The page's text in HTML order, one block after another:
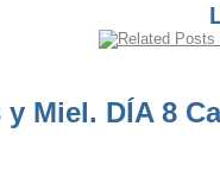
Miel. DÍA 8